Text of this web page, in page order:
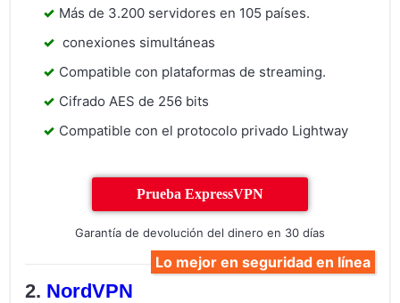
Más de 3.200 servidores en 105 países.
conexiones simultáneas
Compatible con plataformas de streaming.
Cifrado AES de 256 bits
Compatible con el protocolo privado Lightway
Prueba ExpressVPN
Garantía de devolución del dinero en 30 días
Lo mejor en seguridad en línea
NordVPN